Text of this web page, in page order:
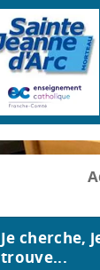
Je cherche,
trouve...